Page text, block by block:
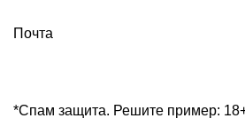
Почта
*Спам защита. Решите пример: